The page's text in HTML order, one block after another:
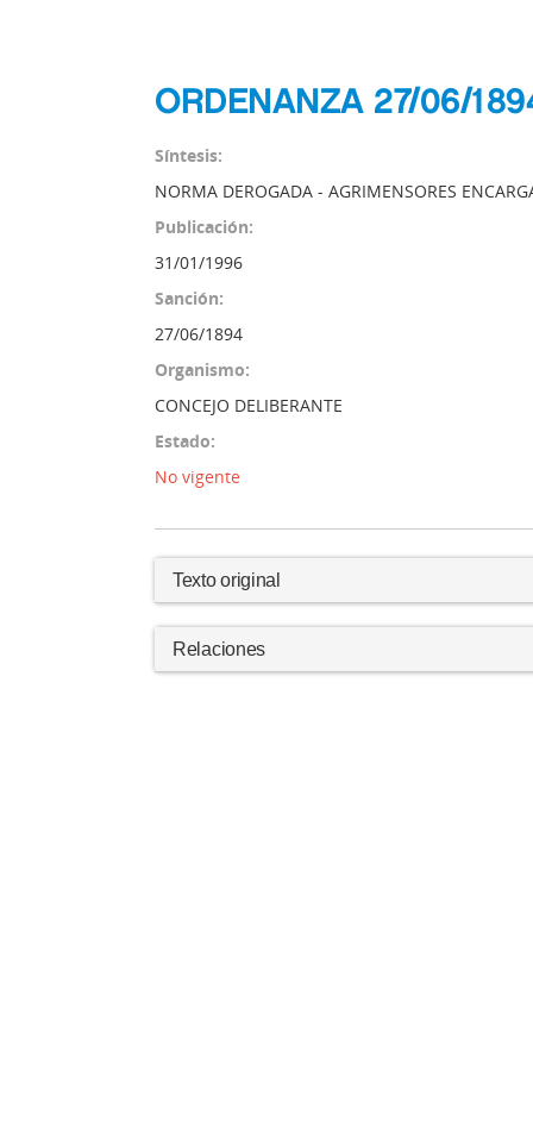
ORDENANZA 27/06/
Síntesis:
NORMA DEROGADA - AGRIMENSORES
Publicación:
31/01/1996
Sanción:
27/06/1894
Organismo:
CONCEJO DELIBERANTE
Estado:
No vigente
Texto original
Relaciones